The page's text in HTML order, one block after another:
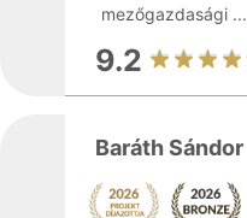
mezőgazdasági ...
9.2
Baráth Sándor